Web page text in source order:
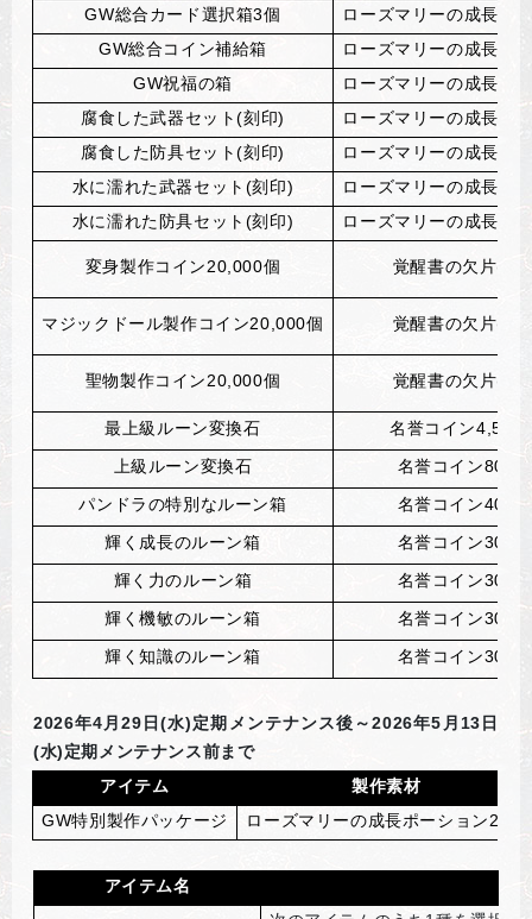
GW総合カード選択箱3個
ローズマリーの成長ポ
GW総合コイン補給箱
ローズマリーの成長ポ
GW祝福の箱
ローズマリーの成長ポ
腐食した武器セット(刻印)
ローズマリーの成長ポ
腐食した防具セット(刻印)
ローズマリーの成長ポ
水に濡れた武器セット(刻印)
ローズマリーの成長ポ
水に濡れた防具セット(刻印)
ローズマリーの成長ポ
変身製作コイン20,000個 覚醒書の欠片(刻
マジックドール製作コイン20,000個 覚醒書の欠片(刻
聖物製作コイン20,000個 覚醒書の欠片(刻
最上級ルーン変換石
名誉コイン
上級ルーン変換石
名誉コイン
パンドラの特別なルーン箱
名誉コイン
輝く成長のルーン箱
名誉コイン
輝く力のルーン箱
名誉コイン
輝く機敏のルーン箱
名誉コイン
輝く知識のルーン箱
名誉コイン
2026年4月29日(水)定期メンテナンス後～2026年5月13日
(水)定期メンテナンス前まで
アイテム
製作素材
GW特別製作パッケージ ローズマリーの成長ポーション22個
アイテム名